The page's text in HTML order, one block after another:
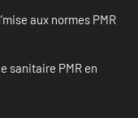
aux normes PMR
sanitaire PMR en